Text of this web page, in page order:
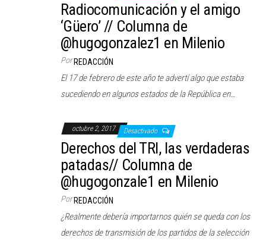
Radiocomunicación y el amigo
‘Güero’ // Columna de
@hugogonzalez1 en Milenio
Por REDACCIÓN
El 17 de febrero de este año te advertí algo que estaba
sucediendo en algunos estados de la República en…
octubre 2, 2017 Desactivado
Derechos del TRI, las verdaderas
patadas// Columna de
@hugogonzale1 en Milenio
Por REDACCIÓN
¿Realmente debería importarnos quién se queda con los
derechos de transmisión de los partidos de la selección